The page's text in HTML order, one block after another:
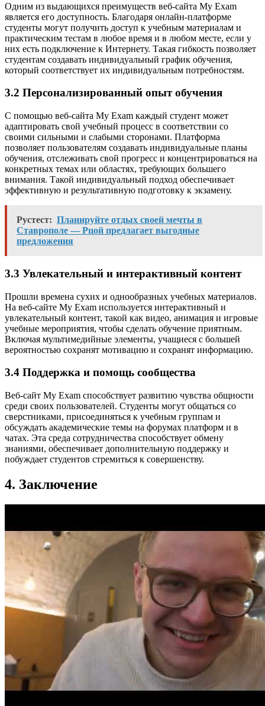
Одним из выдающихся преимуществ веб-сайта My Exam
является его доступность. Благодаря онлайн-платформе
студенты могут получить доступ к учебным материалам и
практическим тестам в любое время и в любом месте, если у
них есть подключение к Интернету. Такая гибкость позволяет
студентам создавать индивидуальный график обучения,
который соответствует их индивидуальным потребностям.
3.2 Персонализированный опыт обучения
С помощью веб-сайта My Exam каждый студент может
адаптировать свой учебный процесс в соответствии со
своими сильными и слабыми сторонами. Платформа
позволяет пользователям создавать индивидуальные планы
обучения, отслеживать свой прогресс и концентрироваться на
конкретных темах или областях, требующих большего
внимания. Такой индивидуальный подход обеспечивает
эффективную и результативную подготовку к экзамену.
Рустест: Планируйте отдых своей мечты в
Ставрополе — Рцой предлагает выгодные
предложения
3.3 Увлекательный и интерактивный контент
Прошли времена сухих и однообразных учебных материалов.
На веб-сайте My Exam используется интерактивный и
увлекательный контент, такой как видео, анимация и игровые
учебные мероприятия, чтобы сделать обучение приятным.
Включая мультимедийные элементы, учащиеся с большей
вероятностью сохранят мотивацию и сохранят информацию.
3.4 Поддержка и помощь сообщества
Веб-сайт My Exam способствует развитию чувства общности
среди своих пользователей. Студенты могут общаться со
сверстниками, присоединяться к учебным группам и
обсуждать академические темы на форумах платформ и в
чатах. Эта среда сотрудничества способствует обмену
знаниями, обеспечивает дополнительную поддержку и
побуждает студентов стремиться к совершенству.
4. Заключение